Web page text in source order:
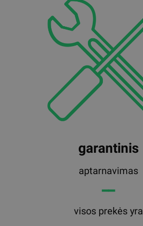
garantinis
aptarnavimas
━━
visos prekės yra